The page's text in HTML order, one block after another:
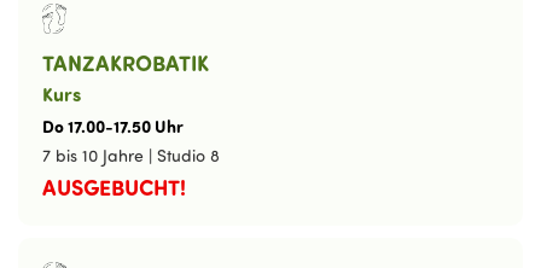
TANZAKROBATIK
Kurs
Do17.00-17.50 Uhr
7 bis 10 Jahre | Studio 8
AUSGEBUCHT!